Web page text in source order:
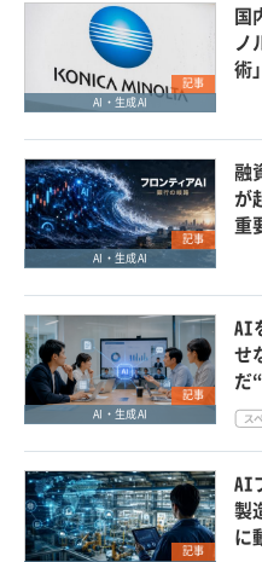
記事
AI・生成AI
国
ノ
術
記事
AI・生成AI
融
が
重
記事
AI・生成AI
AI
せ
だ
記事
AI
製
に